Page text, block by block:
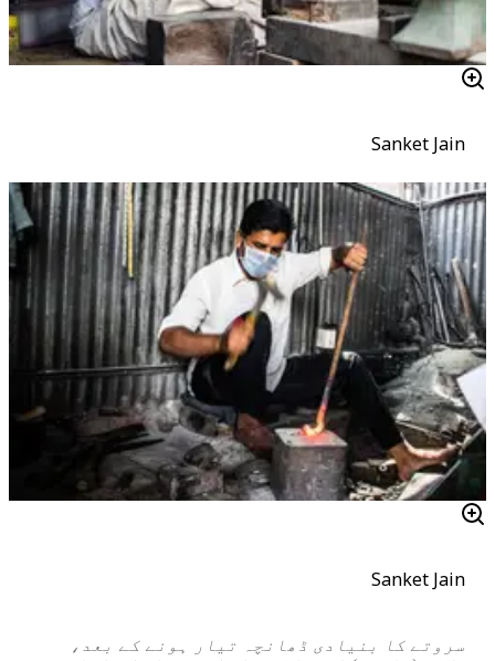
Sanket Jain
Sanket Jain
سروتے کا بنیادی ڈھانچہ تیار ہونے کے بعد،